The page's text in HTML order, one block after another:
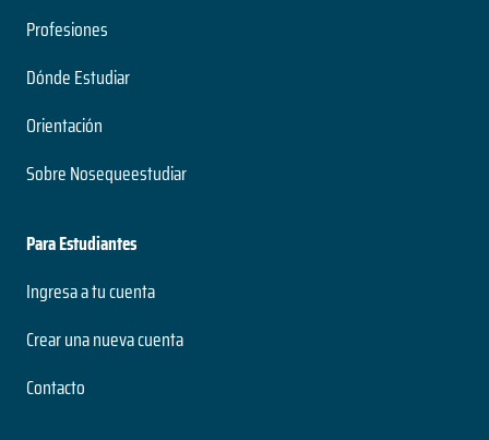
Profesiones
Dónde Estudiar
Orientación
Sobre Nosequeestudiar
Para Estudiantes
Ingresa a tu cuenta
Crear una nueva cuenta
Contacto